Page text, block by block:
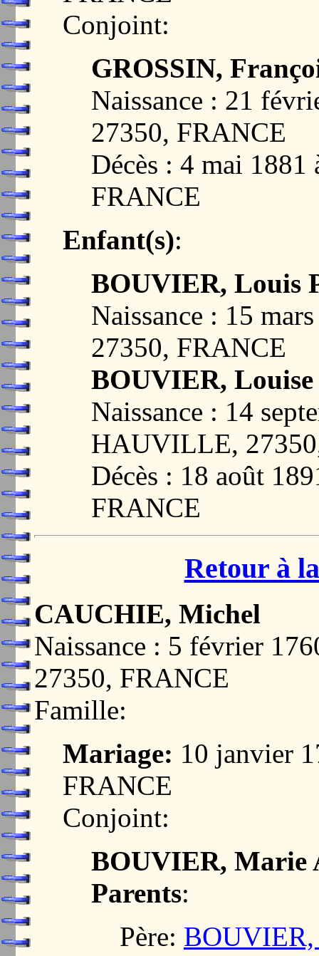
Conjoint:
GROSSIN,
Naissance : 21
27350, FRANCE
Décès : 4 mai
FRANCE
Enfant(s):
BOUVIER, Louis
Naissance : 15
27350, FRANCE
BOUVIER, Louise
Naissance : 14
HAUVILLE,
Décès : 18 août
FRANCE
Retour à
CAUCHIE, Michel
Naissance : 5 février
27350, FRANCE
Famille:
Mariage: 10 janvier
FRANCE
Conjoint:
BOUVIER, Marie
Parents:
Père: